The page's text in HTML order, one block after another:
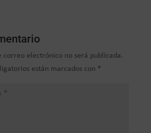
correo electrónico no será publicada.
están marcados con *